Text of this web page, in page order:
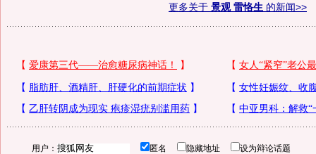
更多关于 景观 雷恪生 的新闻>>
用户： 匿名 隐藏地址 设为辩论话题